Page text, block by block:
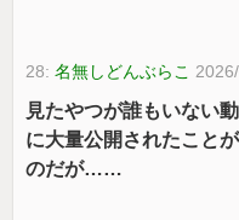
28:名無しどんぶらこ
見たやつが誰もいない
に大量公開されたこと
のだが……